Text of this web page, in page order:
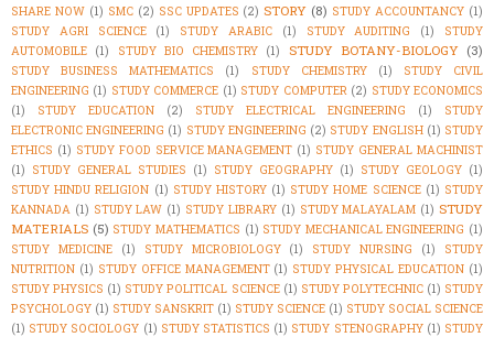
SHARE NOW (1) SMC (2) SSC UPDATES (2) STORY (8) STUDY ACCOUNTANCY (1)
STUDY AGRI SCIENCE
(1) STUDY ARABIC (1) STUDY AUDITING (1)
STUDY
AUTOMOBILE (1) STUDY BIO CHEMISTRY (1) STUDY BOTANY-BIOLOGY (3)
STUDY BUSINESS MATHEMATICS (1) STUDY CHEMISTRY (1)
STUDY CIVIL
ENGINEERING (1) STUDY COMMERCE (1) STUDY COMPUTER (2) STUDY ECONOMICS
(1)
STUDY EDUCATION (2) STUDY ELECTRICAL ENGINEERING (1)
STUDY
ELECTRONIC ENGINEERING (1) STUDY ENGINEERING (2) STUDY ENGLISH (1) STUDY
ETHICS (1) STUDY FOOD SERVICE MANAGEMENT (1) STUDY GENERAL MACHINIST
(1) STUDY GENERAL STUDIES (1) STUDY GEOGRAPHY (1) STUDY GEOLOGY (1)
STUDY HINDU RELIGION (1) STUDY HISTORY (1) STUDY HOME SCIENCE (1) STUDY
KANNADA (1) STUDY LAW (1) STUDY LIBRARY (1) STUDY MALAYALAM (1) STUDY
MATERIALS (5) STUDY MATHEMATICS (1) STUDY MECHANICAL ENGINEERING (1)
STUDY MEDICINE
(1) STUDY MICROBIOLOGY (1) STUDY NURSING (1)
STUDY
NUTRITION (1) STUDY OFFICE MANAGEMENT (1) STUDY PHYSICAL EDUCATION (1)
STUDY PHYSICS (1) STUDY POLITICAL SCIENCE (1) STUDY POLYTECHNIC (1) STUDY
PSYCHOLOGY (1) STUDY SANSKRIT (1) STUDY SCIENCE (1) STUDY SOCIAL SCIENCE
(1) STUDY SOCIOLOGY (1) STUDY STATISTICS (1) STUDY STENOGRAPHY (1) STUDY